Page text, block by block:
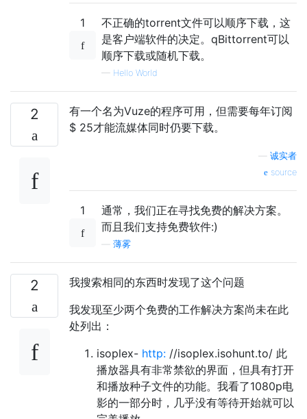
1
不正确的torrent文件可以顺序下载，这
是客户端软件的决定。qBittorrent可以
顺序下载或随机下载。
— Hello World
2
有一个名为Vuze的程序可用，但需要每年订阅
$ 25才能流媒体同时仍要下载。
诚实者
source
1
通常，我们正在寻找免费的解决方案。
而且我们支持免费软件:)
薄雾
2
我搜索相同的东西时发现了这个问题
我发现至少两个免费的工作解决方案尚未在此
处列出：
isoplex- http: //isoplex.isohunt.to/ 此
播放器具有非常禁欲的界面，但具有打开
和播放种子文件的功能。我看了1080p电
影的一部分时，几乎没有等待开始就可以